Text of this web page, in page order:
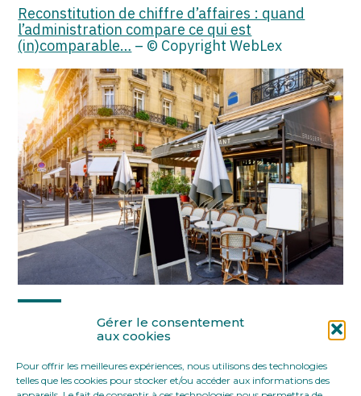
Gérer le consentement
aux cookies
Pour offrir les meilleures expériences, nous utilisons des technologies
telles que les cookies pour stocker et/ou accéder aux informations des
Reconstitution de chiffre d’affaires : quand
l’administration compare ce qui est
(in)comparable… – © Copyright WebLex
FaceBook
TwitterLinkedIn